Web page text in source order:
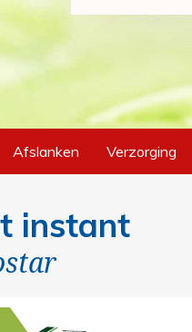
Afslanken Verzorging
instant